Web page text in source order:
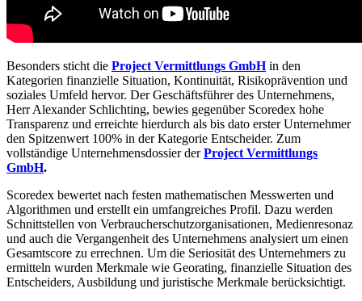
Besonders sticht die Project Vermittlungs GmbHin den
Kategorien finanzielle Situation, Kontinuität, Risikoprävention und
soziales Umfeld hervor. Der Geschäftsführer des Unternehmens,
Herr Alexander Schlichting, bewies gegenüber Scoredex hohe
Transparenz und erreichte hierdurch als bis dato erster Unternehmer
den Spitzenwert 100% in der Kategorie Entscheider. Zum
vollständige Unternehmensdossier derProject Vermittlungs
GmbH.
Scoredex bewertet nach festen mathematischen Messwerten und
Algorithmen und erstellt ein umfangreiches Profil. Dazu werden
Schnittstellen von Verbraucherschutzorganisationen, Medienresonaz
und auch die Vergangenheit des Unternehmens analysiert um einen
Gesamtscore zu errechnen. Um die Seriosität des Unternehmers zu
ermitteln wurden Merkmale wie Georating, finanzielle Situation des
Entscheiders, Ausbildung und juristische Merkmale berücksichtigt.